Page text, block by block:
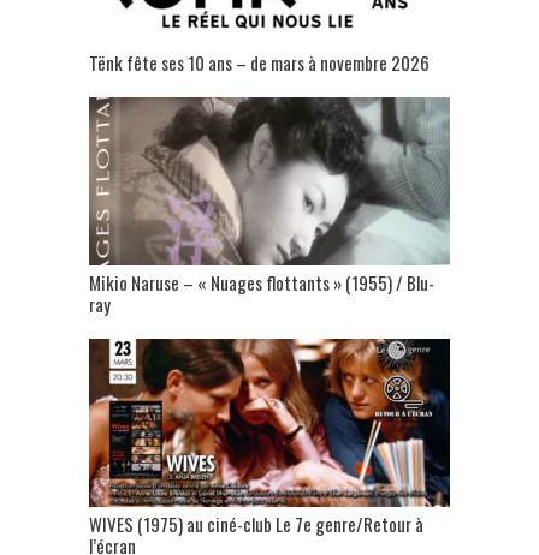
Tënk fête ses 10 ans – de mars à novembre 2026
Mikio Naruse – « Nuages flottants » (1955) / Blu-
ray
WIVES (1975) au ciné-club Le 7e genre/Retour à
l’écran